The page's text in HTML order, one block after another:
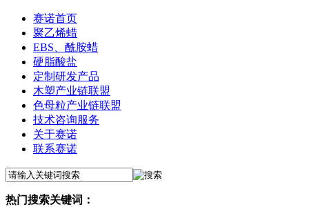
赛诺首页
聚乙烯蜡
EBS、酰胺蜡
硬脂酸盐
定制研发产品
木塑产业链联盟
色母粒产业链联盟
技术咨询服务
关于赛诺
联系赛诺
热门搜索关键词：